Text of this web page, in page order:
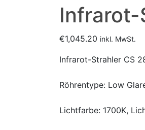
Infrarot-
€1,045.20 inkl. MwSt.
Infrarot-Strahler CS
Röhrentype: Low
Lichtfarbe: 1700K,